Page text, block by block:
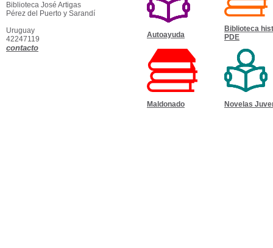
Autoayuda
Biblioteca
PDE
Maldonado Novelas
Biblioteca José Artigas
Pérez del Puerto y Sarandí
Uruguay
42247119
contacto